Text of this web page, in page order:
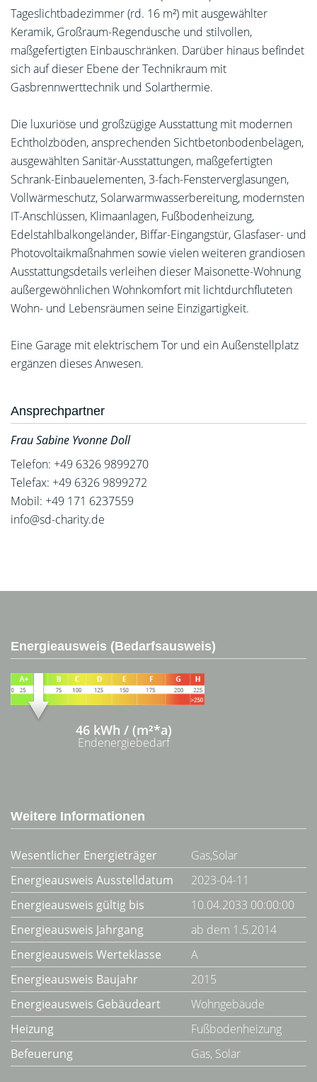
Tageslichtbadezimmer (rd. 16 m²) mit ausgewählter
Keramik, Großraum-Regendusche und stilvollen,
maßgefertigten Einbauschränken. Darüber hinaus befindet
sich auf dieser Ebene der Technikraum mit
Gasbrennwerttechnik und Solarthermie.
Die luxuriöse und großzügige Ausstattung mit modernen
Echtholzböden, ansprechenden Sichtbetonbodenbelägen,
ausgewählten Sanitär-Ausstattungen, maßgefertigten
Schrank-Einbauelementen, 3-fach-Fensterverglasungen,
Vollwärmeschutz, Solarwarmwasserbereitung, modernsten
IT-Anschlüssen, Klimaanlagen, Fußbodenheizung,
Edelstahlbalkongeländer, Biffar-Eingangstür, Glasfaser- und
Photovoltaikmaßnahmen sowie vielen weiteren grandiosen
Ausstattungsdetails verleihen dieser Maisonette-Wohnung
außergewöhnlichen Wohnkomfort mit lichtdurchfluteten
Wohn- und Lebensräumen seine Einzigartigkeit.
Eine Garage mit elektrischem Tor und ein Außenstellplatz
ergänzen dieses Anwesen.
Ansprechpartner
Frau Sabine Yvonne Doll
Telefon: +49 6326 9899270
Telefax: +49 6326 9899272
Mobil: +49 171 6237559
info@sd-charity.de
Energieausweis (Bedarfsausweis)
46 kWh / (m²*a)
Endenergiebedarf
Weitere Informationen
Wesentlicher Energieträger
Gas,Solar
Energieausweis Ausstelldatum
2023-04-11
Energieausweis gültig bis
10.04.2033 00:00:00
Energieausweis Jahrgang
ab dem 1.5.2014
Energieausweis Werteklasse
A
Energieausweis Baujahr
2015
Energieausweis Gebäudeart
Wohngebäude
Heizung
Fußbodenheizung
Befeuerung
Gas, Solar